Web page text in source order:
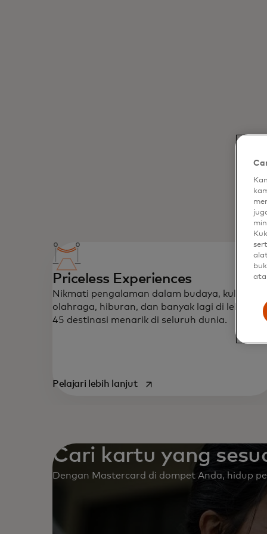
Priceless Experiences
Nikmati pengalaman dalam budaya, kuliner,
olahraga, hiburan, dan banyak lagi di lebih dari
45 destinasi menarik di seluruh dunia.
Pelajari lebih lanjutopens in a new tab
Cari kartu yang
Dengan Mastercard di dompet Anda, hidup